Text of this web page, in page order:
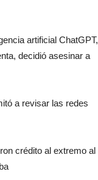
artificial ChatGPT,
decidió asesinar a
a revisar las redes
crédito al extremo al